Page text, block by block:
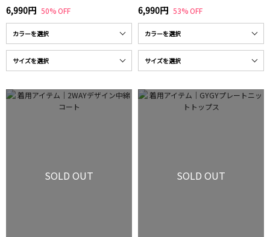
6,990円 50% OFF 6,990円 53% OFF
SOLD OUT SOLD OUT